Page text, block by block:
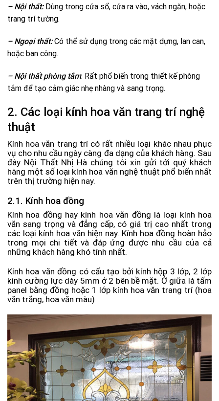
– Nội thất:Dùng trong cửa sổ, cửa ra vào, vách ngăn, hoặc
trang trí tường.
– Ngoại thất:Có thể sử dụng trong các mặt dựng, lan can,
hoặc ban công.
– Nội thất phòng tắm: Rất phổ biến trong thiết kế phòng
tắm để tạo cảm giác nhẹ nhàng và sang trọng.
2. Các loại kính hoa văn trang trí nghệ
thuật
Kính hoa văn trang trí có rất nhiều loại khác nhau phục
vụ cho nhu cầu ngày càng đa dạng của khách hàng. Sau
đây Nội Thất Nhị Hà chúng tôi xin gửi tới quý khách
hàng một số loại kính hoa văn nghệ thuật phổ biến nhất
trên thị trường hiện nay.
2.1. Kính hoa đồng
Kính hoa đồng hay kính hoa văn đồng là loại kính hoa
văn sang trọng và đẳng cấp, có giá trị cao nhất trong
các loại kính hoa văn hiện nay. Kính hoa đồng hoàn hảo
trong mọi chi tiết và đáp ứng được nhu cầu của cả
những khách hàng khó tính nhất.
Kính hoa văn đồng có cấu tạo bởi kính hộp 3 lớp, 2 lớp
kính cường lực dày 5mm ở 2 bên bề mặt. Ở giữa là tấm
panel bằng đồng hoặc 1 lớp kính hoa văn trang trí (hoa
văn trắng, hoa văn màu)